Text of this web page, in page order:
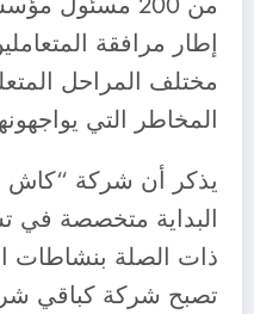
إطار مرافقة
مختلف المراحل
المخاطر التي
يذكر أن شركة “كاش
البداية متخصصة في
ذات الصلة بنشاطات
تصبح شركة كباقي